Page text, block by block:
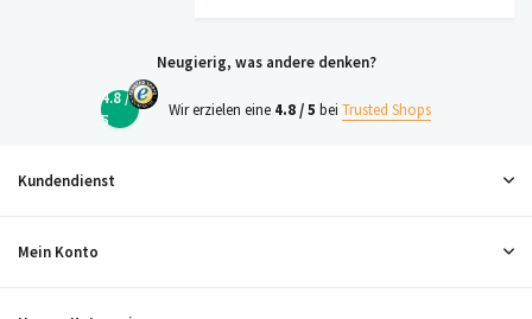
Neugierig, was andere denken?
4.8 /
5
Wir erzielen eine 4.8 / 5 bei Trusted Shops
Kundendienst
Mein Konto